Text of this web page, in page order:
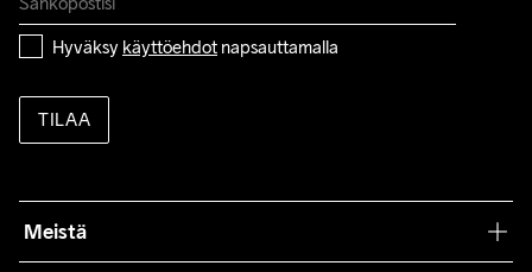
Hyväksy käyttöehdot napsauttamalla
TILAA
Meistä